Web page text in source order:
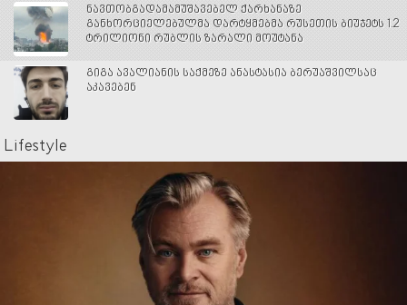
ნავთობგადამამუშავებელ ქარხანაზე
განხორციელებულმა დარტყმებმა რუსეთის ბიუჯეტს 1.2
ტრილიონი რუბლის ზარალი მოუტანა
გიგა ავალიანის საქმეზე ანასტასია ბერუაშვილსაც
აკავებენ
Lifestyle